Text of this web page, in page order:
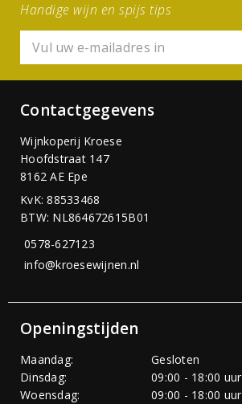
Handige wijn en spijs tips
Contactgegevens
Wijnkoperij Kroese
Hoofdstraat 147
8162 AE Epe
KvK: 88533468
BTW: NL864672615B01
0578-627123
info@kroesewijnen.nl
Openingstijden
Maandag:
Gesloten
Dinsdag:
09:00 - 18:00 uur
Woensdag:
09:00 - 18:00 uur